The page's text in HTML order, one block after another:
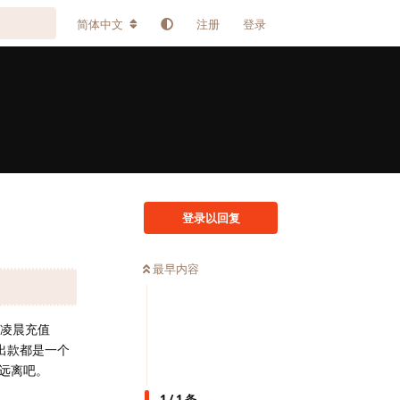
简体中文 注册 登录
登录以回复
最早内容
晨充值
款都是一个
吧。